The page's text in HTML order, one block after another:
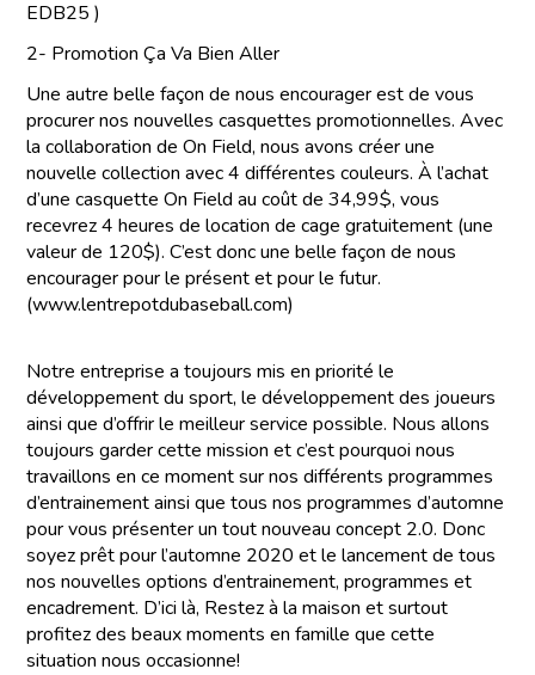
EDB25 )
2- Promotion Ça Va Bien Aller
Une autre belle façon de nous encourager est de vous
procurer nos nouvelles casquettes promotionnelles. Avec
la collaboration de On Field, nous avons créer une
nouvelle collection avec 4 différentes couleurs. À l’achat
d’une casquette On Field au coût de 34,99$, vous
recevrez 4 heures de location de cage gratuitement (une
valeur de 120$). C’est donc une belle façon de nous
encourager pour le présent et pour le futur.
(www.lentrepotdubaseball.com)
Notre entreprise a toujours mis en priorité le
développement du sport, le développement des joueurs
ainsi que d’offrir le meilleur service possible. Nous allons
toujours garder cette mission et c’est pourquoi nous
travaillons en ce moment sur nos différents programmes
d’entrainement ainsi que tous nos programmes d’automne
pour vous présenter un tout nouveau concept 2.0. Donc
soyez prêt pour l’automne 2020 et le lancement de tous
nos nouvelles options d’entrainement, programmes et
encadrement. D’ici là, Restez à la maison et surtout
profitez des beaux moments en famille que cette
situation nous occasionne!